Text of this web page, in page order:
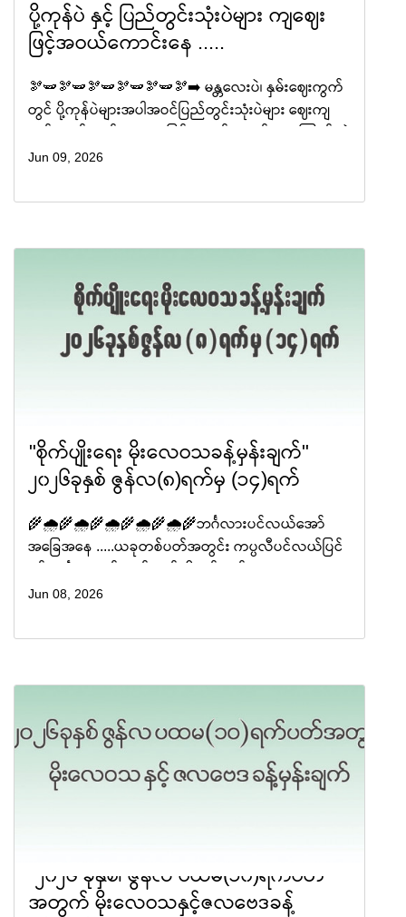
ပို့ကုန်ပဲ နှင့် ပြည်တွင်းသုံးပဲများ ကျဈေး
ဖြင့်အဝယ်ကောင်းနေ .....
🫘🫛🫘🫛🫘🫛🫘🫛🫘🫛🫘➡️ မန္တလေးပဲ၊ နှမ်းဈေးကွက်
တွင် ပို့ကုန်ပဲများအပါအဝင်ပြည်တွင်းသုံးပဲများ ဈေးကျ
ကုန်သည်များထံမှ သိရသည်။ မန္တလေးဈေးက
Jun 09, 2026
"စိုက်ပျိုးရေး မိုးလေဝသခန့်မှန်းချက်"
၂၀၂၆ခုနှစ် ဇွန်လ(၈)ရက်မှ (၁၄)ရက်
🌾🌧️🌾🌧️🌾🌧️🌾🌧️🌾🌧️🌾ဘင်္ဂလားပင်လယ်အော်
အခြေအနေ .....ယခုတစ်ပတ်အတွင်း ကပ္ပလီပင်လယ်ပြင်
အသင့်အတင့်မှ အားကောင်းနိုင်ပါသည်။ ကပ္ပလီပင်
Jun 08, 2026
"၂၀၂၆ ခုနှစ်၊ ဇွန်လ ပထမ(၁၀)ရက်ပတ်
အတွက် မိုးလေဝသနှင့်ဇလဗေဒခန့်